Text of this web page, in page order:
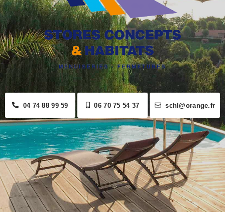
04 74 88 99 59 06 70 75 54 37 schl@orange.fr